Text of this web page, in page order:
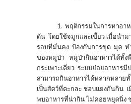
1. พฤติกรรมในการหาอ
ดัน โดยใช้จมูกและเขี้ยว เมื่อนำม
รอบที่มั่นคง ป้องกันการขุด มุด ท
ของหมูป่า หมูป่ากินอาหารได้ทั้ง
กระเพาะเดี่ยว ระบบย่อยอาหาร
สามารถกินอาหารได้หลากหลาย
เป็นสัตว์ที่ตะกละ ชอบแย่งกันกิน
พบอาหารที่น่ากิน ไม่ค่อยหยุดนิ่ง